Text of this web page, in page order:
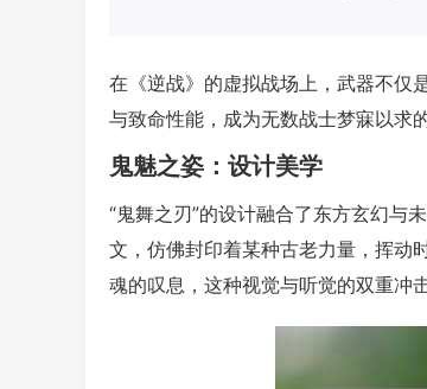
在《逆战》的虚拟战场上，武器不仅
与致命性能，成为无数战士梦寐以求
鬼魅之姿：设计美学
“鬼舞之刃”的设计融合了东方玄幻与
文，仿佛封印着某种古老力量，挥动
魂的叹息，这种视觉与听觉的双重冲